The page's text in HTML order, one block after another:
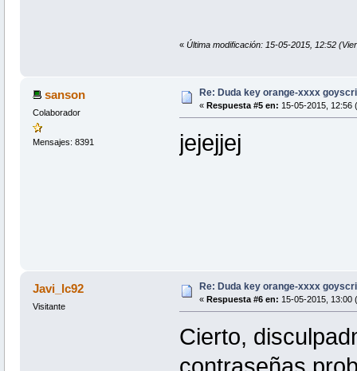
« Última modificación: 15-05-2015, 12:52
sanson
Colaborador
Mensajes: 8391
Re: Duda key orange-xxxx
« Respuesta #5 en: 15-05-2015, 12:56
jejejjej
Javi_lc92
Visitante
Re: Duda key orange-xxxx
« Respuesta #6 en: 15-05-2015, 13:00
Cierto,